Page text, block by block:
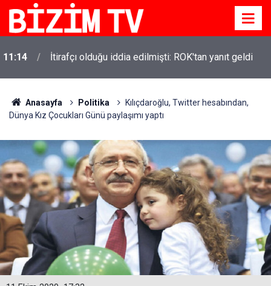
11:14 İtirafçı olduğu iddia edilmişti: ROK'tan yanıt geldi
Anasayfa Politika
Kılıçdaroğlu, Twitter hesabından,
Dünya Kız Çocukları Günü paylaşımı yaptı